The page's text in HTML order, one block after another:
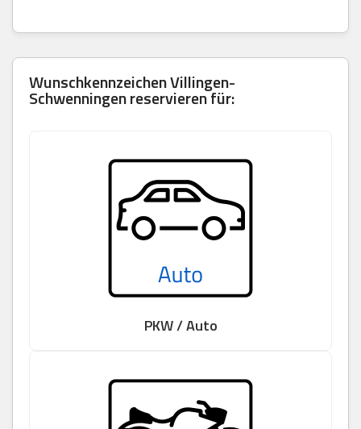
Wunschkennzeichen Villingen-
Schwenningen reservieren für:
PKW / Auto